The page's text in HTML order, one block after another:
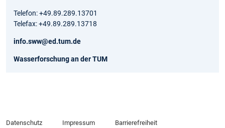
Telefon: +49.89.289.13701
Telefax: +49.89.289.13718
info.sww@ed.tum.de
Wasserforschung an der TUM
Datenschutz Impressum Barrierefreiheit